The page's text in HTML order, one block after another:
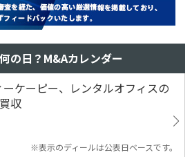
の日？M&Aカレンダー
ケーピー、レンタルオフィスの
収
※表示のディールは公表日ベースです。